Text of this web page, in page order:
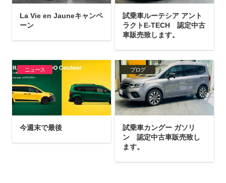
La Vie en Jauneキャンペ
ーン
試乗車ルーテシア アント
ラクトE-TECH 認定中古
車販売致します。
ニュース
今週末で最後
ブログ
試乗車カングー ガソリ
ン 認定中古車販売致し
ます。